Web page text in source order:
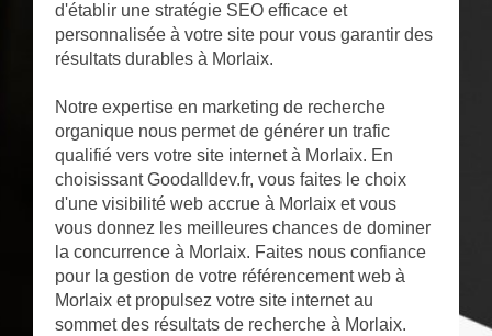
d'établir une stratégie SEO efficace et
personnalisée à votre site pour vous garantir des
résultats durables à Morlaix.
Notre expertise en marketing de recherche
organique nous permet de générer un trafic
qualifié vers votre site internet à Morlaix. En
choisissant Goodalldev.fr, vous faites le choix
d'une visibilité web accrue à Morlaix et vous
vous donnez les meilleures chances de dominer
la concurrence à Morlaix. Faites nous confiance
pour la gestion de votre référencement web à
Morlaix et propulsez votre site internet au
sommet des résultats de recherche à Morlaix.